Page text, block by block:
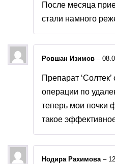
После месяца
стали намного
Ровшан Изимов –
Препарат
операции по
теперь мои почки
такое
Нодира Рахимова –